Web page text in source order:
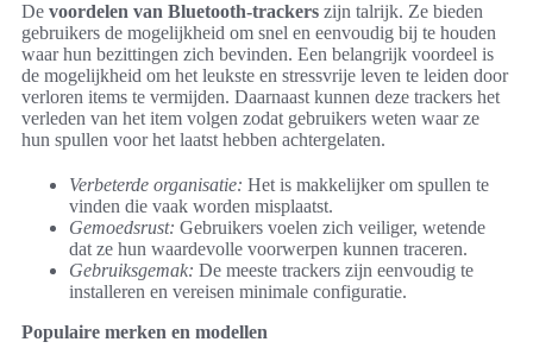
De voordelen van Bluetooth-trackers zijn talrijk. Ze bieden
gebruikers de mogelijkheid om snel en eenvoudig bij te houden
waar hun bezittingen zich bevinden. Een belangrijk voordeel is
de mogelijkheid om het leukste en stressvrije leven te leiden door
verloren items te vermijden. Daarnaast kunnen deze trackers het
verleden van het item volgen zodat gebruikers weten waar ze
hun spullen voor het laatst hebben achtergelaten.
Verbeterde organisatie: Het is makkelijker om spullen te
vinden die vaak worden misplaatst.
Gemoedsrust: Gebruikers voelen zich veiliger, wetende
dat ze hun waardevolle voorwerpen kunnen traceren.
Gebruiksgemak: De meeste trackers zijn eenvoudig te
installeren en vereisen minimale configuratie.
Populaire merken en modellen